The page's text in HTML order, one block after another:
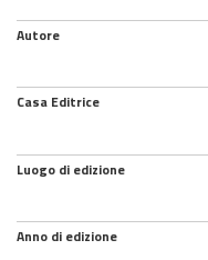
Autore
Casa Editrice
Luogo di edizione
Anno di edizione